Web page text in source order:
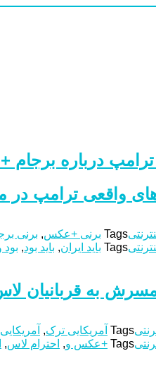
ترامپ درباره
Tags برنی +عکس, برنی
واقعی ترامپ در
Tags باید ایران, باید بود, بود
Tags آمریکایی ترک,
به قربانیان
Tags +عکس و, احترام لاس‌,